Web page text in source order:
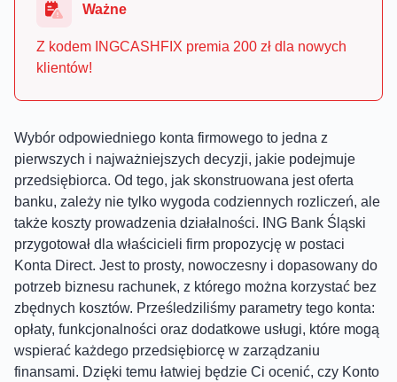
Ważne
Z kodem INGCASHFIX premia 200 zł dla nowych
klientów!
Wybór odpowiedniego konta firmowego to jedna z
pierwszych i najważniejszych decyzji, jakie podejmuje
przedsiębiorca. Od tego, jak skonstruowana jest oferta
banku, zależy nie tylko wygoda codziennych rozliczeń, ale
także koszty prowadzenia działalności. ING Bank Śląski
przygotował dla właścicieli firm propozycję w postaci
Konta Direct. Jest to prosty, nowoczesny i dopasowany do
potrzeb biznesu rachunek, z którego można korzystać bez
zbędnych kosztów. Prześledziliśmy parametry tego konta:
opłaty, funkcjonalności oraz dodatkowe usługi, które mogą
wspierać każdego przedsiębiorcę w zarządzaniu
finansami. Dzięki temu łatwiej będzie Ci ocenić, czy Konto